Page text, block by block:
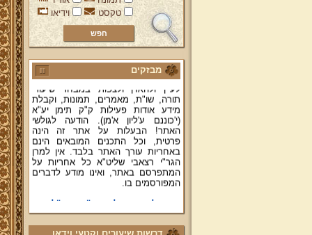
טקסט
וידיאו
מבזקים
של גאון רבני תימן ותפארתם מהרי"ץ
זצוק"ל. באתר תמצאו גם תכנים תורניים
והלכתיים רבים של מרן הגאון הרב יצחק
רצאבי שליט"א - פוסק עדת תימן,
מחבר ספרי שלחן ערוך המקוצר ח"ח
לעיין ולהאזין ולצפות במבחר שיעורי
תורה, שו"ת, מאמרים, תמונות, וקבלת
(י'כוננם ע'ליון א'מן). הודעה לגולשי
האתר! הבעלות על אתר זה הינה
פרטית, וכל התכנים המובאים הינם
באחריות עורך האתר בלבד. אין למרן
הגר"י רצאבי שליט"א כל אחריות על
המתפרסם באתר, ואינו מודע לדברים
המפורסמים בו.
קווים לדמותו של מהרי"ץ זצוק"ל
פניה נרגשת אל אחינו בני עדת תימן
יע"א די בכל אתר ואתר